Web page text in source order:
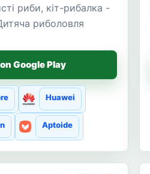
риби, кіт-рибалка -
риболовля
Google Play
Huawei
Aptoide